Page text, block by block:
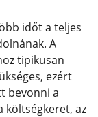
időt a teljes
A
tipikusan
ezért
bevonni a
költségkeret, az